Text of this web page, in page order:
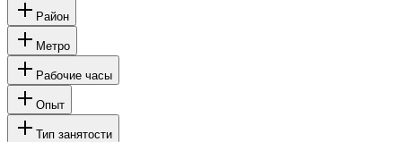
Район
Метро
Рабочие часы
Опыт
Тип занятости